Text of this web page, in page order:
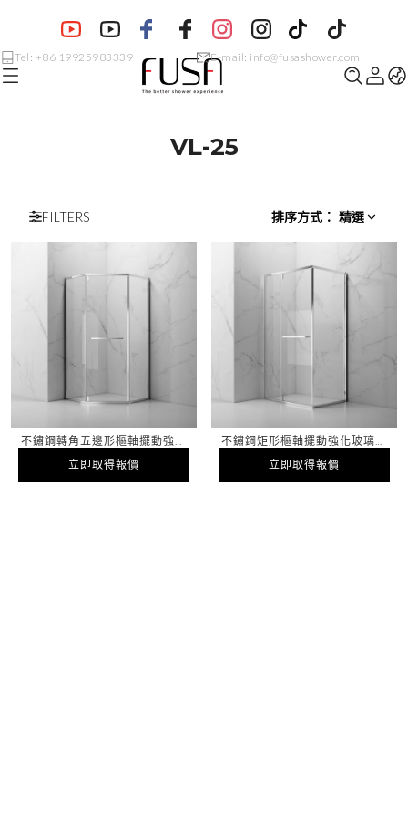
Tel: +86 19925983339 E-mail: info@fusashower.com
VL-25
FILTERS 排序方式 ： 精選
不鏽鋼轉角五邊形樞軸擺動強化
立即取得報價
不鏽鋼矩形樞軸擺動強化玻璃淋
立即取得報價